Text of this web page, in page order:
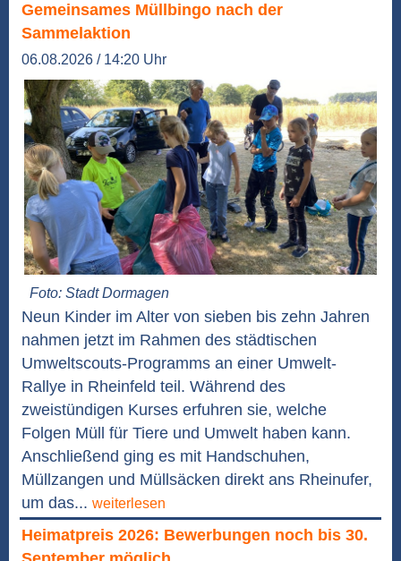
Gemeinsames Müllbingo nach der
Sammelaktion
06.08.2026 / 14:20 Uhr
Foto: Stadt Dormagen
Neun Kinder im Alter von sieben bis zehn Jahren
nahmen jetzt im Rahmen des städtischen
Umweltscouts-Programms an einer Umwelt-
Rallye in Rheinfeld teil. Während des
zweistündigen Kurses erfuhren sie, welche
Folgen Müll für Tiere und Umwelt haben kann.
Anschließend ging es mit Handschuhen,
Müllzangen und Müllsäcken direkt ans Rheinufer,
um das... weiterlesen
Heimatpreis 2026: Bewerbungen noch bis 30.